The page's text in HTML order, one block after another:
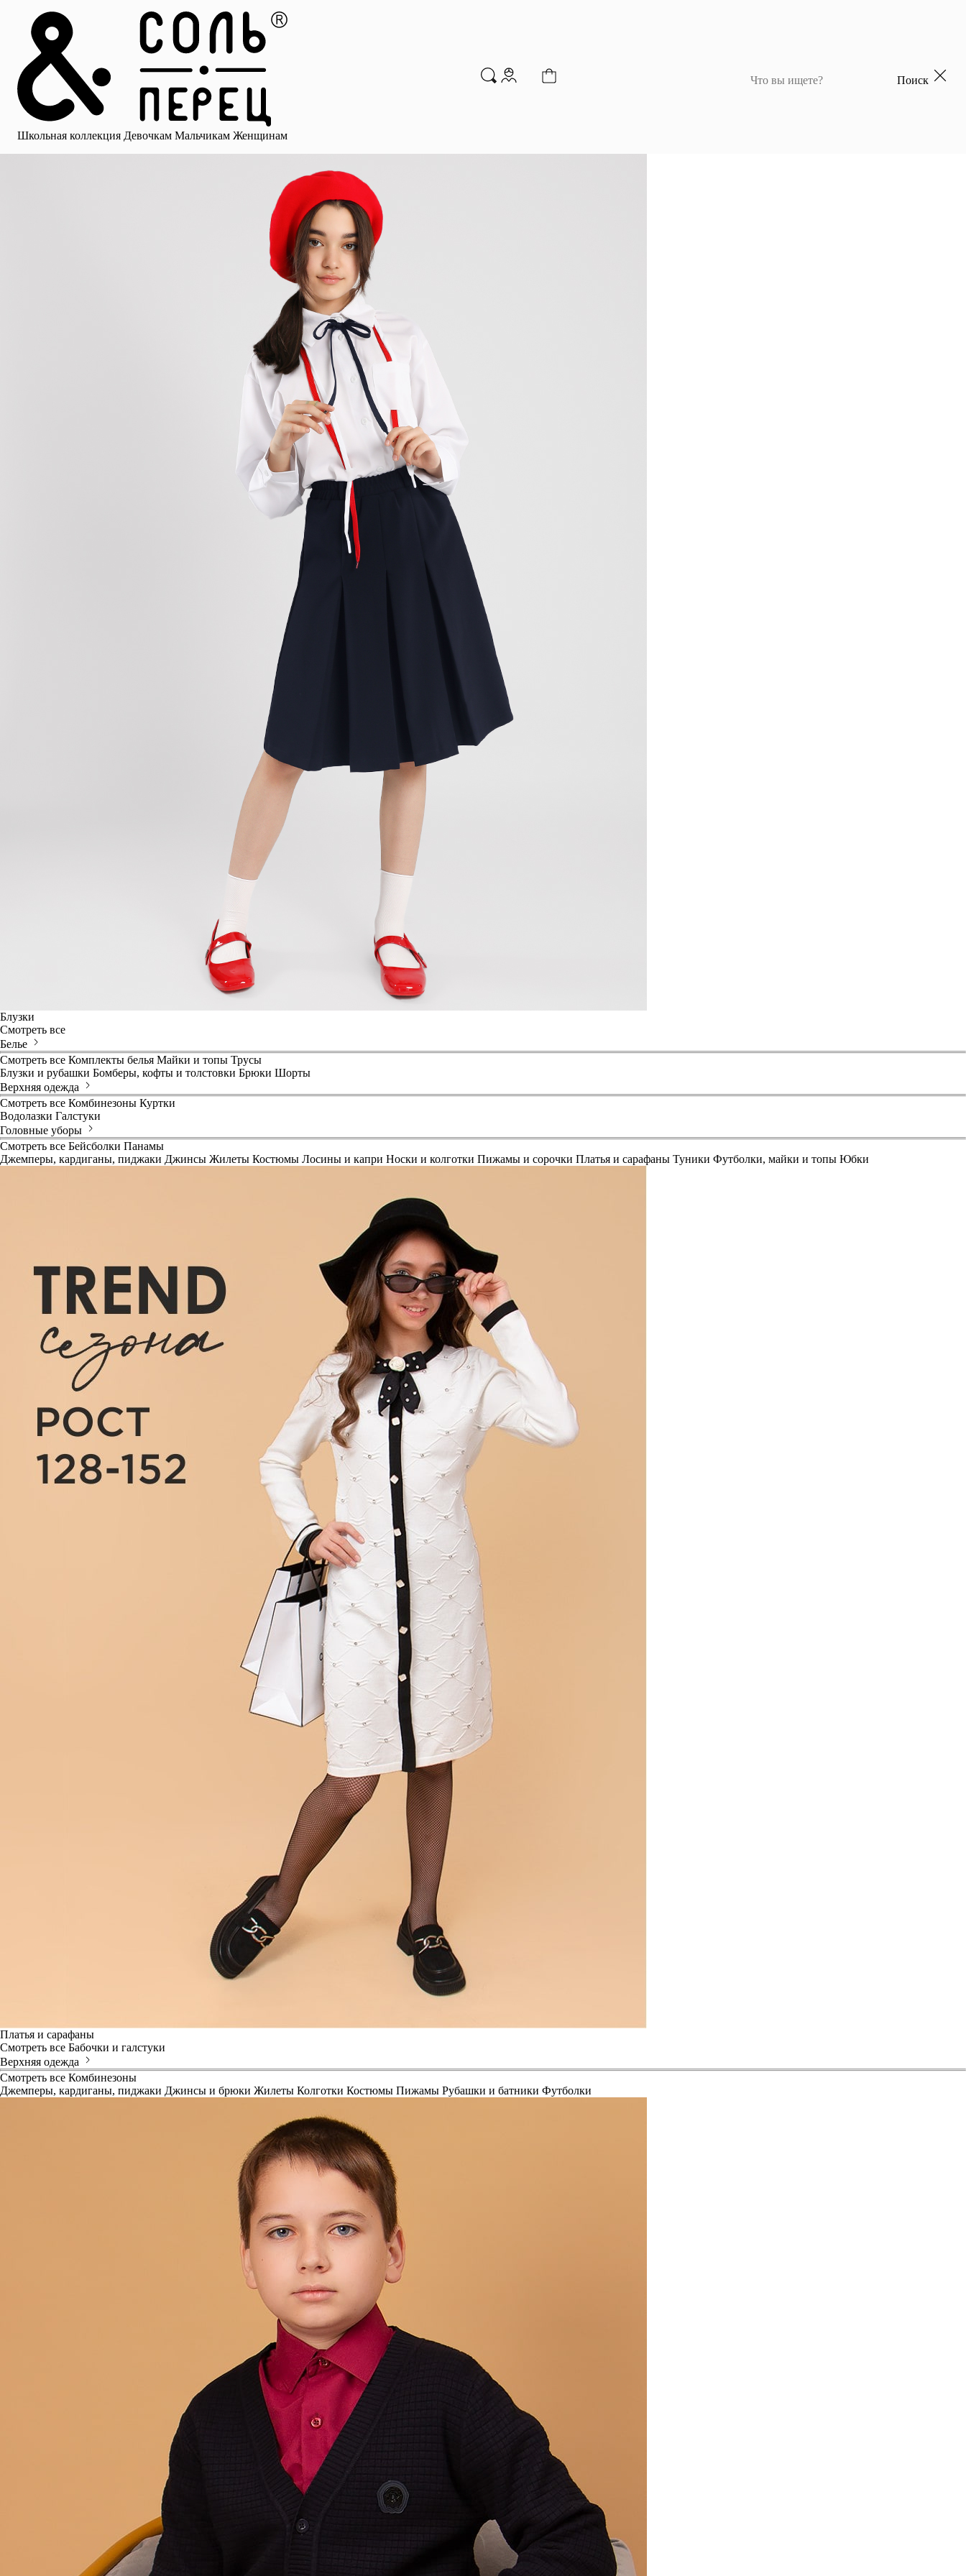
Школьная коллекция Девочкам Мальчикам Женщинам
Поиск
Главная
Каталог
Избранное
Профиль
Корзина
Школьная коллекция
Мальчикам Женщинам
Брюки для мальчиков
для девочек Носки Рубашки Платья и сарафаны Юбки
Блузки
Смотреть все
Белье
Смотреть все Комплекты белья Майки и топы Трусы
Блузки и рубашки Бомберы, кофты и толстовки Брюки Шорты
Верхняя одежда
Смотреть все Комбинезоны Куртки
Водолазки Галстуки
Головные уборы
Смотреть все Бейсболки Панамы
Джемперы, кардиганы, пиджаки Джинсы Жилеты Костюмы Лосины и капри Носки и колготки Пижамы и сорочки Платья и сарафаны Туники Футболки, майки и топы Юбки
Платья и сарафаны
Смотреть все Бабочки и галстуки
Верхняя одежда
Смотреть все Комбинезоны
Джемперы, кардиганы, пиджаки Джинсы и брюки Жилеты Колготки Костюмы Пижамы Рубашки и батники Футболки